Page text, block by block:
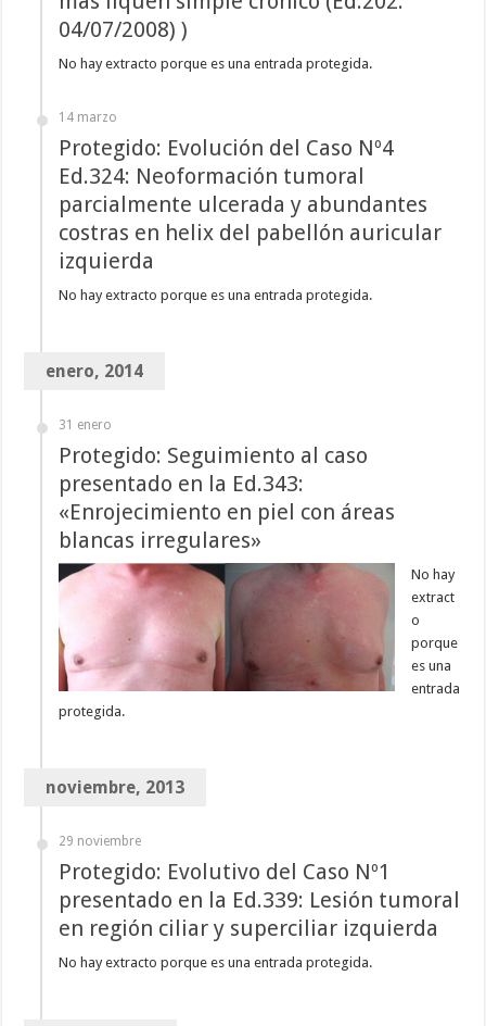
04/07/2008) )
No hay extracto porque es una entrada protegida.
14 marzo
Protegido: Evolución del Caso Nº4
Ed.324: Neoformación tumoral
parcialmente ulcerada y abundantes
costras en helix del pabellón auricular
izquierda
No hay extracto porque es una entrada protegida.
enero, 2014
31 enero
Protegido: Seguimiento al caso
presentado en la Ed.343:
«Enrojecimiento en piel con áreas
blancas irregulares»
No hay
extract
o
porque
es una
entrada
protegida.
noviembre, 2013
29 noviembre
Protegido: Evolutivo del Caso Nº1
presentado en la Ed.339: Lesión tumoral
en región ciliar y superciliar izquierda
No hay extracto porque es una entrada protegida.